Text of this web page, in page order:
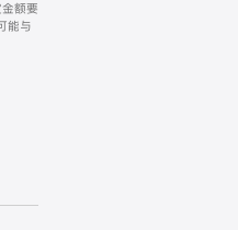
额要
能与